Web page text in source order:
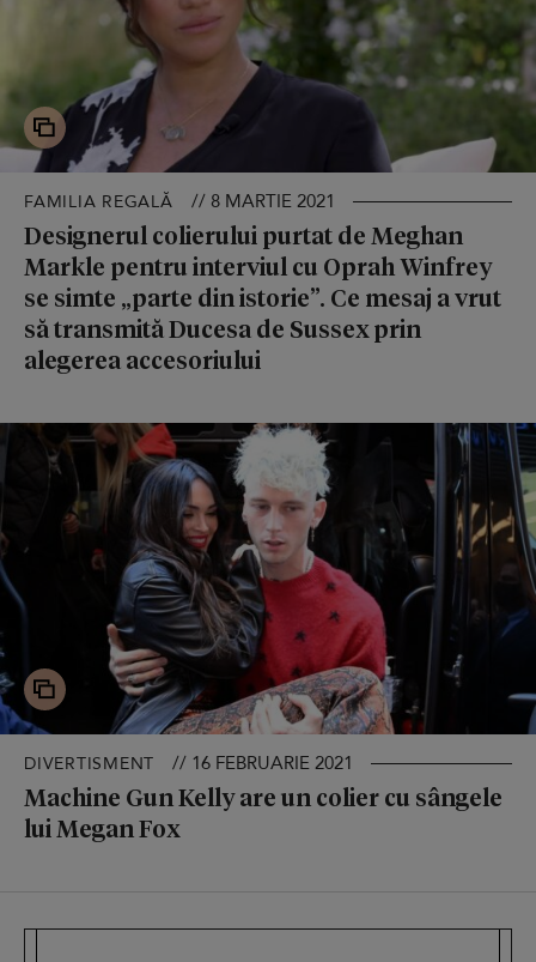
FAMILIA REGALĂ // 8 MARTIE 2021
Designerul colierului purtat de Meghan
Markle pentru interviul cu Oprah Winfrey
se simte „parte din istorie”. Ce mesaj a vrut
să transmită Ducesa de Sussex prin
alegerea accesoriului
DIVERTISMENT // 16 FEBRUARIE 2021
Machine Gun Kelly are un colier cu sângele
lui Megan Fox